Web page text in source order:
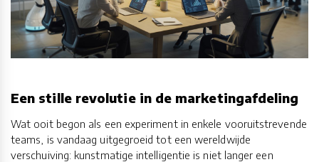
Een stille revolutie in de marketingafdeling
Wat ooit begon als een experiment in enkele vooruitstrevende
teams, is vandaag uitgegroeid tot een wereldwijde
verschuiving: kunstmatige intelligentie is niet langer een